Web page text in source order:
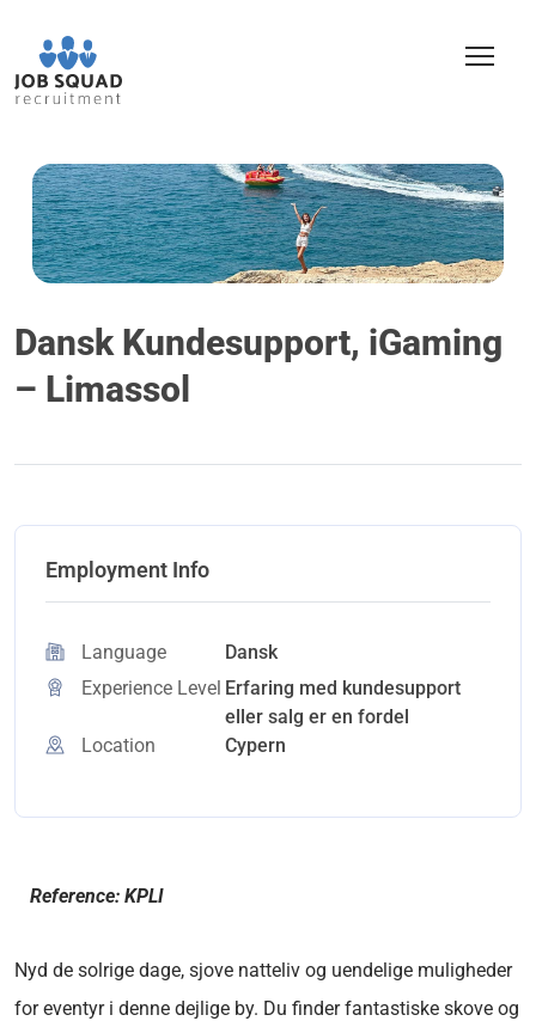
Dansk Kundesupport, iGaming
– Limassol
Employment Info
Language
Dansk
Experience Level Erfaring med kundesupport
eller salg er en fordel
Location
Cypern
Reference: KPLI
Nyd de solrige dage, sjove natteliv og uendelige muligheder
for eventyr i denne dejlige by. Du finder fantastiske skove og